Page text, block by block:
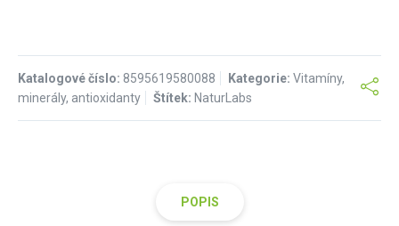
B6,
kapsle
NaturLabs
množství
Katalogové číslo: 8595619580088 Kategorie: Vitamíny,
minerály, antioxidanty
Štítek: NaturLabs
POPIS